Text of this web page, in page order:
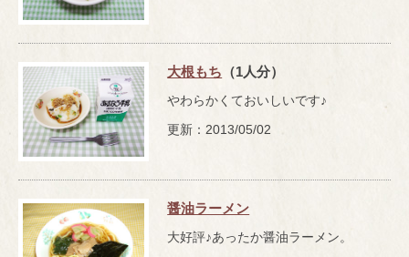
大根もち （1人分）
やわらかくておいしいです♪
更新：2013/05/02
醤油ラーメン
大好評♪あったか醤油ラーメン。